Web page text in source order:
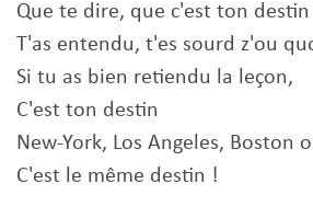
Que te dire, que c'est ton destin
T'as entendu, t'es sourd z'ou
Si tu as bien retiendu la leçon,
C'est ton destin
New-York, Los Angeles, Boston
C'est le même destin !